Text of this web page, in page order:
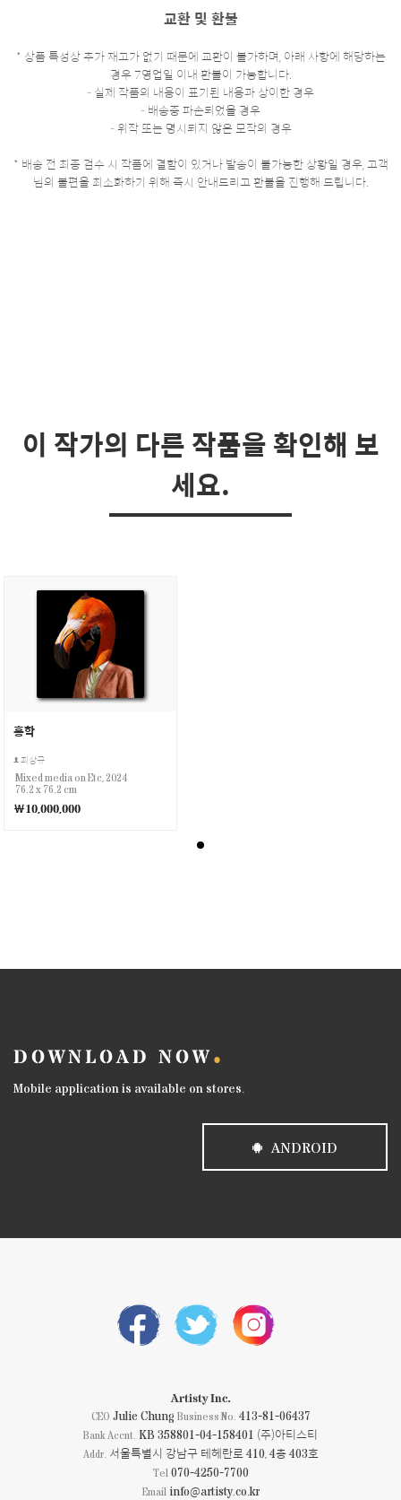
교환 및 환불
* 상품 특성상 추가 재고가 없기 때문에 교환이 불가하며, 아래 사항에 해당하는
경우 7영업일 이내 환불이 가능합니다.
- 실제 작품의 내용이 표기된 내용과 상이한 경우
- 배송중 파손되었을 경우
- 위작 또는 명시되지 않은 모작의 경우
* 배송 전 최종 검수 시 작품에 결함이 있거나 발송이 불가능한 상황일 경우, 고객
님의 불편을 최소화하기 위해 즉시 안내드리고 환불을 진행해 드립니다.
이 작가의 다른 작품을 확인해 보
세요.
홍학
최상규
Mixed media on Etc, 2024
76.2 x 76.2 cm
￦10,000,000
DOWNLOAD NOW
Mobile application is available on stores.
ANDROID
Artisty Inc.
CEO Julie Chung Business No. 413-81-06437
Bank Accnt. KB 358801-04-158401 (주)아티스티
Addr. 서울특별시 강남구 테헤란로 410, 4층 403호
Tel070-4250-7700
Emailinfo@artisty.co.kr